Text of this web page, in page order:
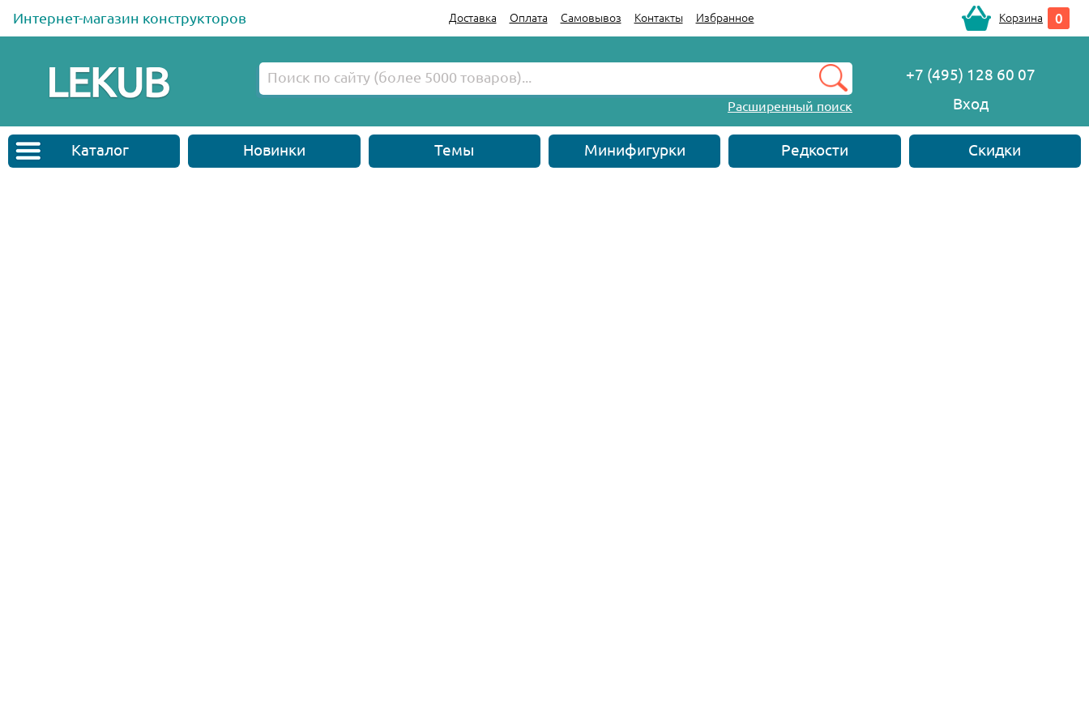
Интернет-магазин конструкторов Доставка Оплата Самовывоз Контакты Избранное Корзина 0
Расширенный поиск
+7 (495) 128 60 07
Вход
Каталог Новинки Темы Минифигурки Редкости Скидки